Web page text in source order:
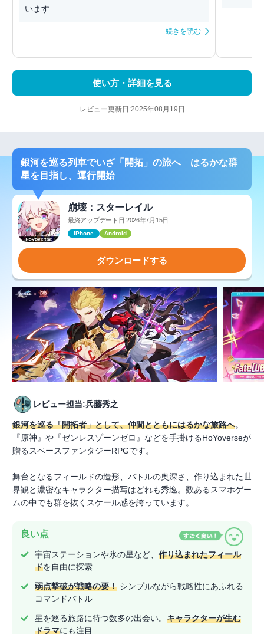
います
続きを読む
使い方・詳細を見る
レビュー更新日:2025年08月19日
銀河を巡る列車でいざ「開拓」の旅へ はるかな群
星を目指し、運行開始
崩壊：スターレイル
最終アップデート日:2026年7月15日
iPhone Android
ダウンロードする
レビュー担当:兵藤秀之
銀河を巡る「開拓者」として、仲間とともにはるかな旅路へ。
『原神』や『ゼンレスゾーンゼロ』などを手掛けるHoYoverseが
贈るスペースファンタジーRPGです。
舞台となるフィールドの造形、バトルの奥深さ、作り込まれた世
界観と濃密なキャラクター描写はどれも秀逸。数あるスマホゲー
ムの中でも群を抜くスケール感を誇っています。
良い点
宇宙ステーションや氷の星など、 作り込まれたフィール
ドを自由に探索
弱点撃破が戦略の要！ シンプルながら戦略性にあふれる
コマンドバトル
星を巡る旅路に待つ数多の出会い。 キャラクターが生む
ドラマにも注目